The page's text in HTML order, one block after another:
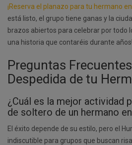
¡Reserva el planazo para tu hermano
está listo, el grupo tiene ganas y la
brazos abiertos para celebrar por todo
una historia que contaréis durante años!
Preguntas
Despedida de tu
¿Cuál es la mejor actividad
de soltero de un hermano
El éxito depende de su estilo, pero el
indiscutible para grupos que buscan